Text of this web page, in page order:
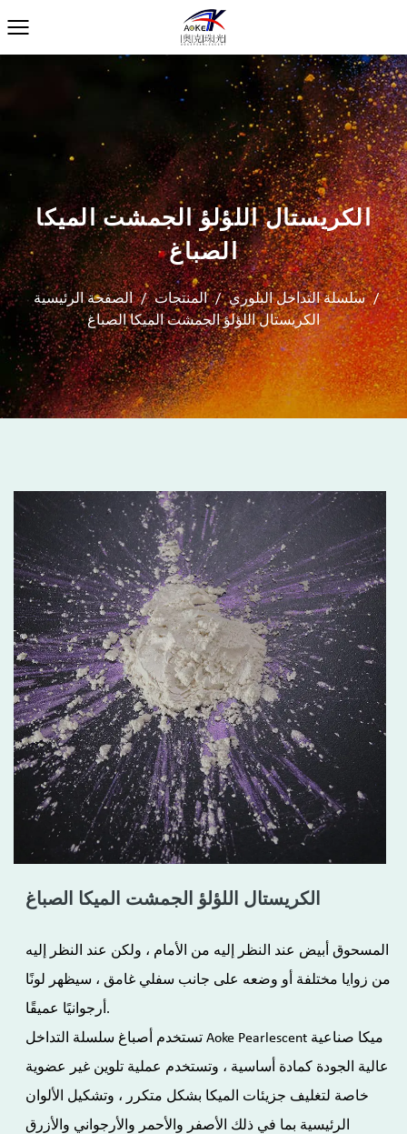
الكريستال اللؤلؤ الجمشت الميكا
الصباغ
الصفحة الرئيسية / المنتجات / سلسلة التداخل البلوري /
الكريستال اللؤلؤ الجمشت الميكا الصباغ
الكريستال اللؤلؤ الجمشت الميكا الصباغ
المسحوق أبيض عند النظر إليه من الأمام ، ولكن عند النظر إليه
من زوايا مختلفة أو وضعه على جانب سفلي غامق ، سيظهر لونًا
أرجوانيًا عميقًا.
تستخدم أصباغ سلسلة التداخل Aoke Pearlescent ميكا صناعية
عالية الجودة كمادة أساسية ، وتستخدم عملية تلوين غير عضوية
خاصة لتغليف جزيئات الميكا بشكل متكرر ، وتشكيل الألوان
الرئيسية بما في ذلك الأصفر والأحمر والأرجواني والأزرق